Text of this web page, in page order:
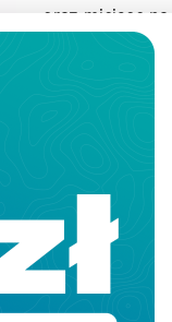
oraz miejsce